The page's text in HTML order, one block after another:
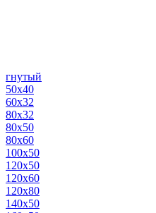
гнутый
50х40
60х32
80х32
80х50
80х60
100х50
120х50
120х60
120х80
140х50